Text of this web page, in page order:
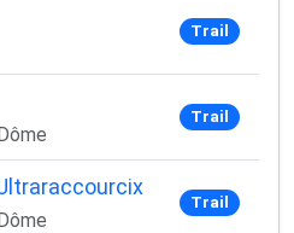
Trail
Trail
Trail